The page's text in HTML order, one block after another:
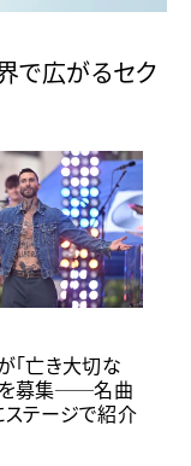
で広がるセク
「亡き大切な
を募集──名曲
テージで紹介